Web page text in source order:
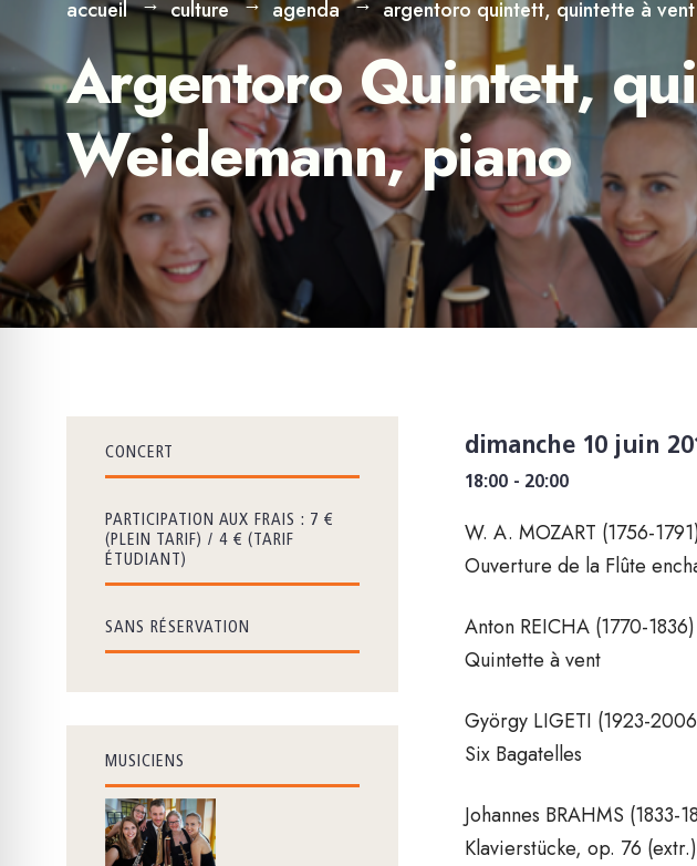
accueil culture agenda argentoro quintett, quintette à
Argentoro Quintett,
Weidemann, piano
dimanche 10 juin
18:00 - 20:00
W. A. MOZART (1756-
Ouverture de la Flûte
Anton REICHA (1770-1836)
Quintette à vent
György LIGETI (1923-
Six Bagatelles
Johannes BRAHMS (1833-
Klavierstücke, op. 76
CONCERT
PARTICIPATION AUX FRAIS : 7 €
(PLEIN TARIF) / 4 € (TARIF
ÉTUDIANT)
SANS RÉSERVATION
MUSICIENS